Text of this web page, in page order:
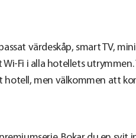
värdeskåp, smart TV,
Fi i alla hotellets
men välkommen att